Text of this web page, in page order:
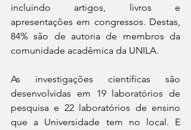
incluindo artigos, livros e
apresentações em congressos. Destas,
84% são de autoria de membros da
comunidade acadêmica da UNILA.
As investigações científicas são
desenvolvidas em 19 laboratórios de
pesquisa e 22 laboratórios de ensino
que a Universidade tem no local. E